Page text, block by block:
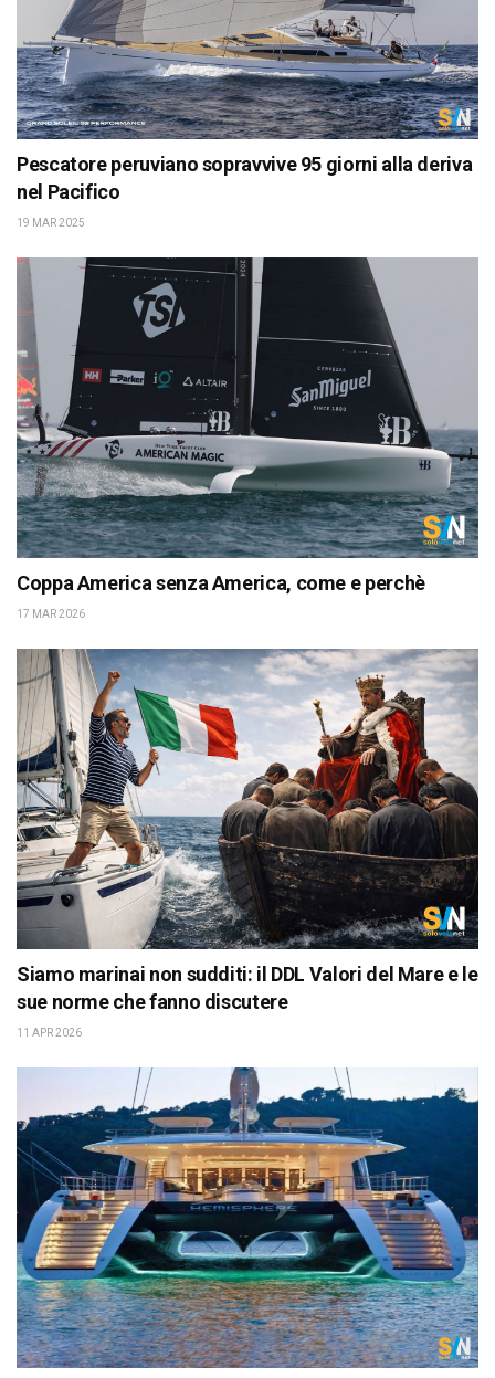
Pescatore peruviano sopravvive 95 giorni alla deriva
nel Pacifico
19 MAR 2025
Coppa America senza America, come e perchè
17 MAR 2026
Siamo marinai non sudditi: il DDL Valori del Mare e le
sue norme che fanno discutere
11 APR 2026